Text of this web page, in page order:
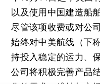
以及使用中国建造船
尽管该项收费或对公
始终对中美航线（下
持投入稳定的运力、
公司将积极完善产品